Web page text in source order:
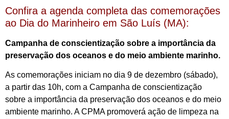
Confira a agenda completa das comemorações
ao Dia do Marinheiro em São Luís (MA):
Campanha de conscientização sobre a importância da
preservação dos oceanos e do meio ambiente marinho.
As comemorações iniciam no dia 9 de dezembro (sábado),
a partir das 10h, com a Campanha de conscientização
sobre a importância da preservação dos oceanos e do meio
ambiente marinho. A CPMA promoverá ação de limpeza na